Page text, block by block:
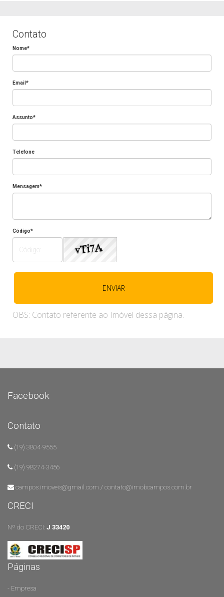
Contato
Nome*
Email*
Assunto*
Telefone
Mensagem*
Código*
OBS: Contato referente ao Imóvel dessa página.
Facebook
Contato
(19) 3804-9555
(19) 98274-3456
campos.imoveis@gmail.com / contato@imobcampos.com.br
CRECI
Nº do CRECI: J 33420
Páginas
- Empresa